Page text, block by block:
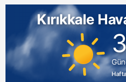
Kırıkkale